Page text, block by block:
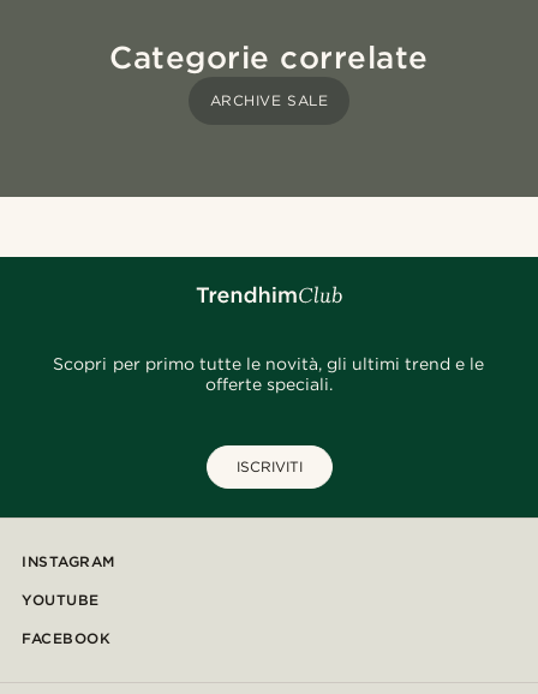
Categorie correlate
ARCHIVE SALE
Scopri per primo tutte le novità, gli ultimi trend e le
offerte speciali.
ISCRIVITI
INSTAGRAM
YOUTUBE
FACEBOOK